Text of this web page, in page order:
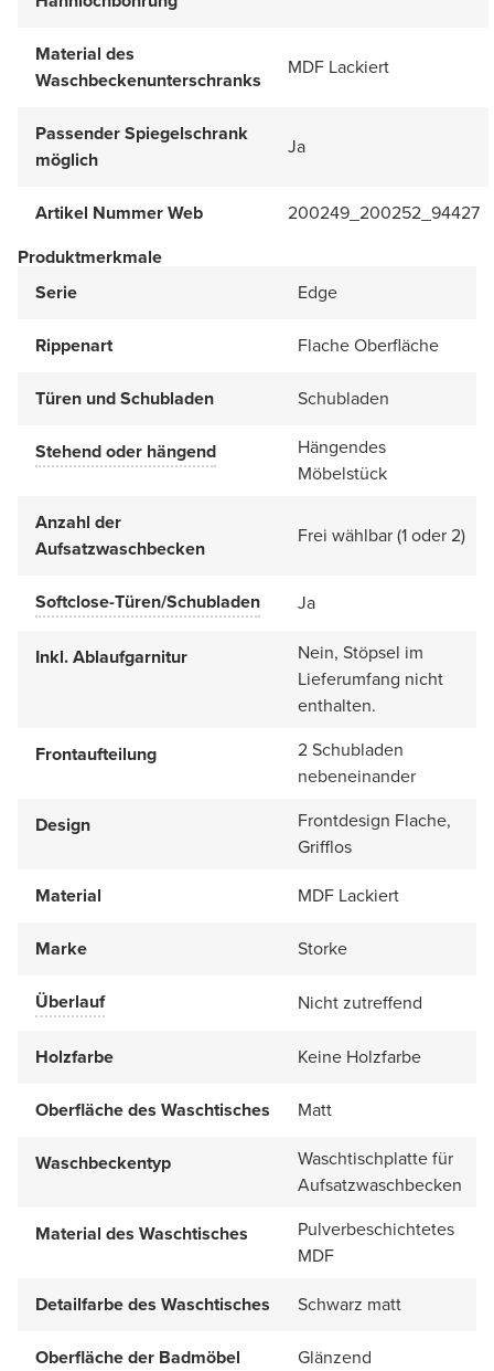
Material des
Waschbeckenunterschranks
MDF Lackiert
Passender Spiegelschrank
möglich
Ja
Artikel Nummer Web
200249_200252_94427
Produktmerkmale
Serie
Edge
Rippenart Flache Oberfläche
Türen und Schubladen Schubladen
Stehend oder hängend
Hängendes
Möbelstück
Anzahl der
Aufsatzwaschbecken
Frei wählbar (1 oder 2)
Softclose-Türen/Schubladen Ja
Inkl. Ablaufgarnitur
Nein, Stöpsel im
Lieferumfang nicht
enthalten.
Frontaufteilung
2 Schubladen
nebeneinander
Design
Frontdesign Flache,
Grifflos
Material
MDF Lackiert
Marke Storke
Überlauf Nicht zutreffend
Holzfarbe Keine Holzfarbe
Oberfläche des Waschtisches Matt
Waschbeckentyp
Waschtischplatte für
Aufsatzwaschbecken
Material des Waschtisches
Pulverbeschichtetes
MDF
Detailfarbe des Waschtisches
Schwarz matt
Oberfläche der Badmöbel Glänzend